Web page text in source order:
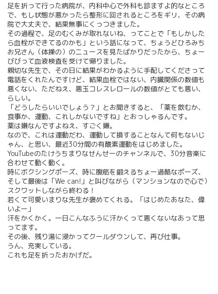
足を折って行った病院が、内科中心で外科も診ますよ的なところ
で、もし状態が悪かったら整形に回されるところをギリ、その病
院で大丈夫で、結果無事にくっつきました。
その過程で、足のむくみが取れないね、ってことで「もしかした
ら血栓ができてるのかも」という話になって、ちょうどひろみち
お兄さん（体操の）のニュースを見たばかりだったから、ちょー
びびって血液検査を受けて帰りました。
親切な先生で、その日に結果がわかるように手配してくださって
電話をくれたんですけど、結果血栓ではない、内臓関係の数値も
悪くない、ただねえ、悪玉コレスレロールの数値がとても悪い、
らしい。
「どうしたらいいでしょう？」とお聞きすると、「薬を飲むか、
食事か、運動、これしかないですね」とおっしゃるんです。
薬は嫌なんですよねえ、すごく嫌。
なので、これは運動だわ、運動して損することなんて何もないじ
ゃん、と思い、最近30分間の有酸素運動をはじめました。
YouTubeのたけうちまりなせんせーのチャンネルで、30分音楽に
合わせて動く動く。
時にボクシングポーズ、時に腹筋を鍛えるちょー過酷なポーズ、
そして最後は「We can!」と叫びながら（マンションなので心で）
スクワットしながら終わる！
若くて可愛いまりな先生が褒めてくれる。「はじめたあなた、偉
いよー」
汗をかくかく。一日こんなふうに汗かくって悪くないなあって思
ってます。
その後、残り湯に浸かってクールダウンして、再び仕事。
うん、充実している。
これも足を折ったおかげだ。